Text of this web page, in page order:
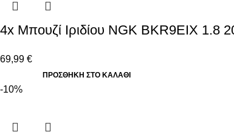
4x Μπουζί Ιριδίου NGK BKR9EIX
69,99 €
ΠΡΟΣΘΉΚΗ ΣΤΟ ΚΑΛΆΘΙ
-10%